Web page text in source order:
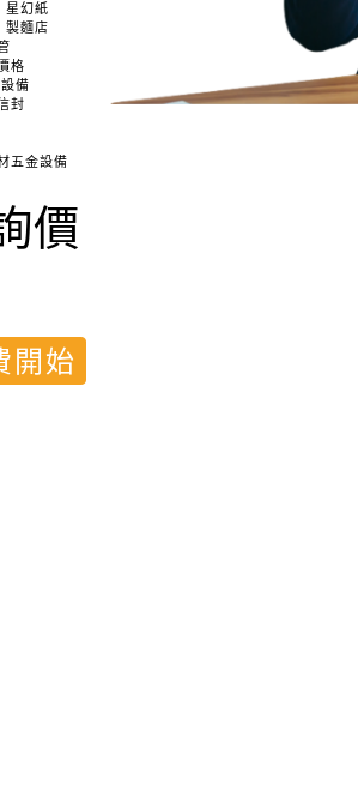
星幻紙
製麵店
格
備
封
五金設備
價
開始